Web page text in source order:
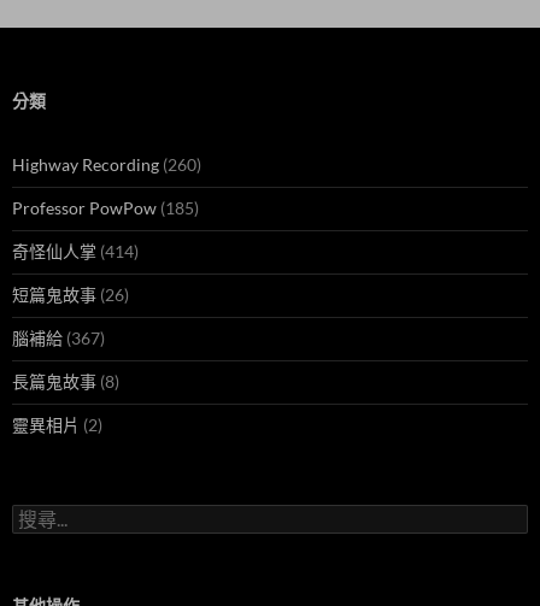
分類
Highway Recording (260)
Professor PowPow (185)
奇怪仙人掌 (414)
短篇鬼故事 (26)
腦補給 (367)
長篇鬼故事 (8)
靈異相片 (2)
搜
尋
字: